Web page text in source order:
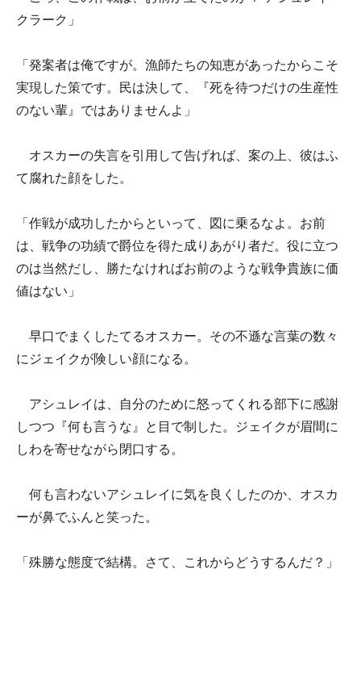
クラーク」
「発案者は俺ですが。漁師たちの知恵があったからこそ
実現した策です。民は決して、『死を待つだけの生産性
のない輩』ではありませんよ」
オスカーの失言を引用して告げれば、案の上、彼はふ
て腐れた顔をした。
「作戦が成功したからといって、図に乗るなよ。お前
は、戦争の功績で爵位を得た成りあがり者だ。役に立つ
のは当然だし、勝たなければお前のような戦争貴族に価
値はない」
早口でまくしたてるオスカー。その不遜な言葉の数々
にジェイクが険しい顔になる。
アシュレイは、自分のために怒ってくれる部下に感謝
しつつ『何も言うな』と目で制した。ジェイクが眉間に
しわを寄せながら閉口する。
何も言わないアシュレイに気を良くしたのか、オスカ
ーが鼻でふんと笑った。
「殊勝な態度で結構。さて、これからどうするんだ？」